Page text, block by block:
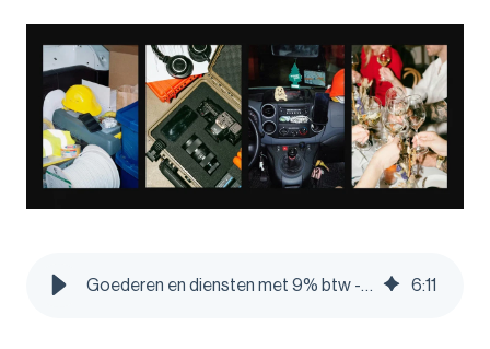
Goederen en diensten met 9% btw - Pleo Blog 6:11